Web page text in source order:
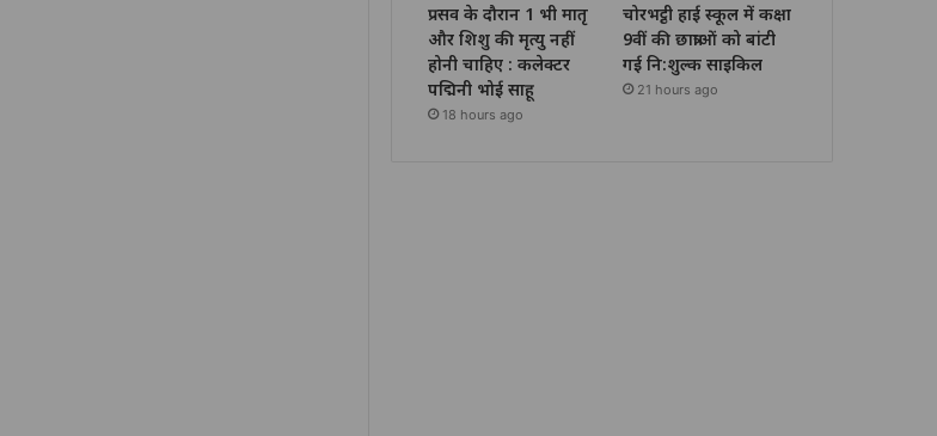
प्रसव के दौरान 1 भी मातृ
और शिशु की मृत्यु नहीं
होनी चाहिए : कलेक्टर
पद्मिनी भोई साहू
18 hours ago
चोरभट्ठी हाई स्कूल में कक्षा
9वीं की छात्राओं को बांटी
गई नि:शुल्क साइकिल
21 hours ago